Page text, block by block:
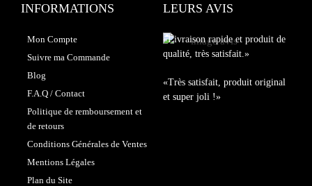
INFORMATIONS
Mon Compte
Suivre ma Commande
Blog
F.A.Q / Contact
Politique de remboursement et
de retours
Conditions Générales de Ventes
Mentions Légales
Plan du Site
LEURS AVIS
«Livraison rapide et produit de
qualité, très satisfait.»
«Très satisfait, produit original
et super joli !»